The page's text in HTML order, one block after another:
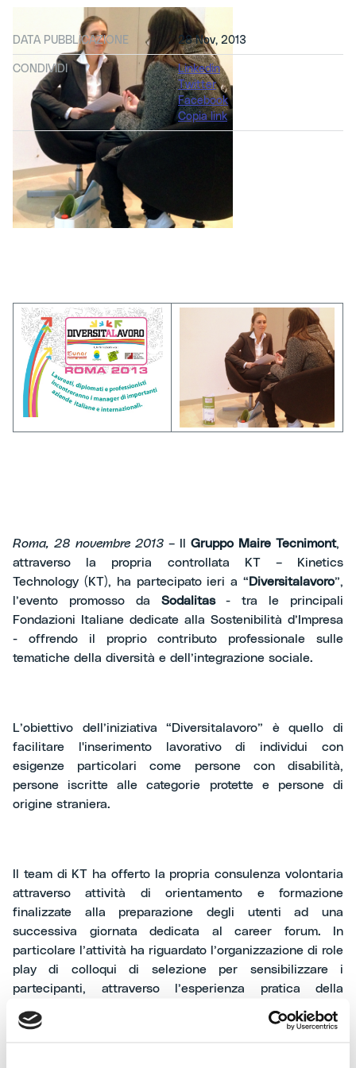
DATA PUBBLICAZIONE 28 Nov, 2013
CONDIVIDI
Linkedin
Twitter
Facebook
Copia link
Roma, 28 novembre 2013 – Il Gruppo Maire Tecnimont,
attraverso la propria controllata KT – Kinetics
Technology (KT), ha partecipato ieri a “ Diversitalavoro”,
l’evento promosso da Sodalitas- tra le principali
Fondazioni Italiane dedicate alla Sostenibilità d’Impresa
- offrendo il proprio contributo professionale sulle
tematiche della diversità e dell’integrazione sociale.
L’obiettivo dell’iniziativa “Diversitalavoro” è quello di
facilitare l'inserimento lavorativo di individui con
esigenze particolari come persone con disabilità,
persone iscritte alle categorie protette e persone di
origine straniera.
Il team di KT ha offerto la propria consulenza volontaria
attraverso attività di orientamento e formazione
finalizzate alla preparazione degli utenti ad una
successiva giornata dedicata al career forum. In
particolare l’attività ha riguardato l’organizzazione di role
play di colloqui di selezione per sensibilizzare i
partecipanti, attraverso l’esperienza pratica della
simulazione alle dinamiche che si instaurano durante la
relazione recruiter-candidato.